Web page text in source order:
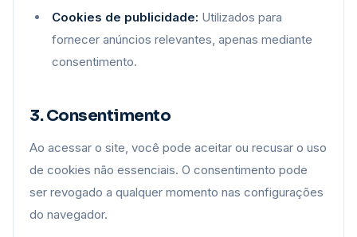
Cookies de publicidade: Utilizados para
fornecer anúncios relevantes, apenas mediante
consentimento.
3. Consentimento
Ao acessar o site, você pode aceitar ou recusar o uso
de cookies não essenciais. O consentimento pode
ser revogado a qualquer momento nas configurações
do navegador.